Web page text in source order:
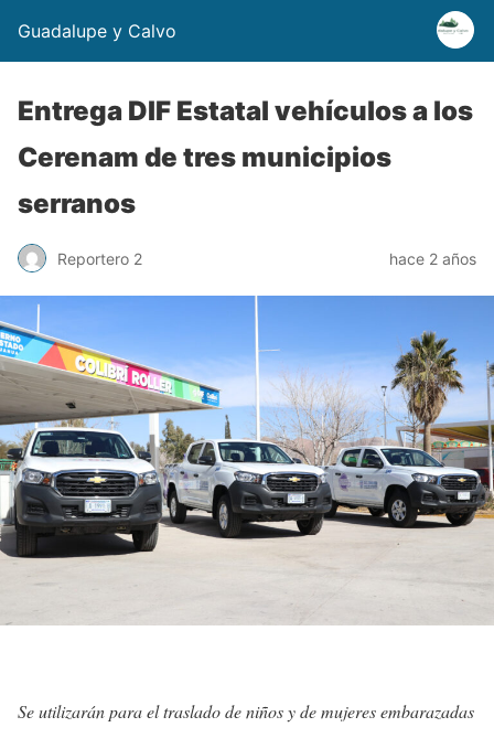
Guadalupe y Calvo
Entrega DIF Estatal vehículos a los
Cerenam de tres municipios
serranos
Reportero 2 hace 2 años
Se utilizarán para el traslado de niños y de mujeres embarazadas